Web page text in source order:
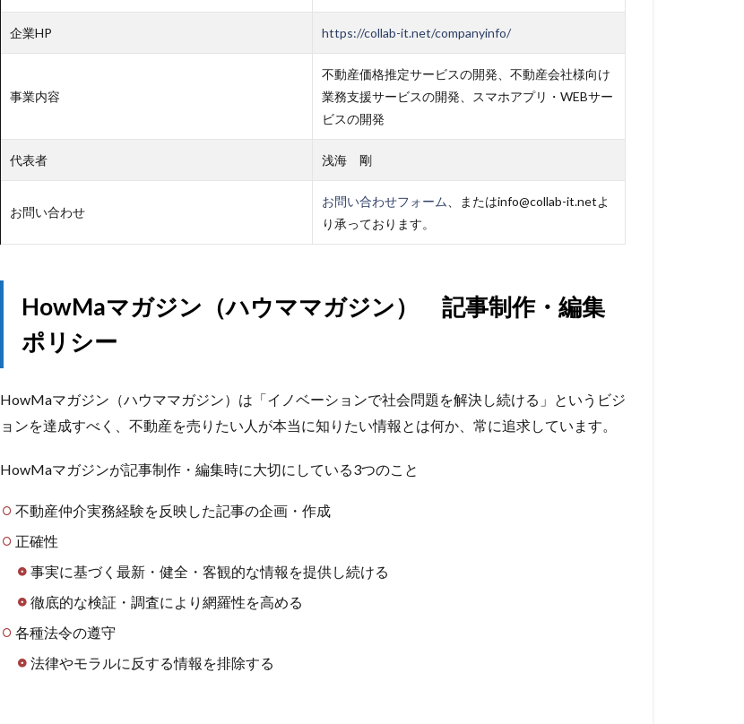
企業HP https://collab-it.net/companyinfo/
事業内容
不動産価格推定サービスの開発、不動産会社様向け
業務支援サービスの開発、スマホアプリ・WEBサー
ビスの開発
代表者 浅海 剛
お問い合わせ
お問い合わせフォーム
、またはinfo@collab-it.netよ
り承っております。
HowMaマガジン（ハウママガジン） 記事制作・編集
ポリシー
HowMaマガジン（ハウママガジン）は「イノベーションで社会問題を解決し続ける」というビジ
ョンを達成すべく、不動産を売りたい人が本当に知りたい情報とは何か、常に追求しています。
HowMaマガジンが記事制作・編集時に大切にしている3つのこと
不動産仲介実務経験を反映した記事の企画・作成
正確性
事実に基づく最新・健全・客観的な情報を提供し続ける
徹底的な検証・調査により網羅性を高める
各種法令の遵守
法律やモラルに反する情報を排除する